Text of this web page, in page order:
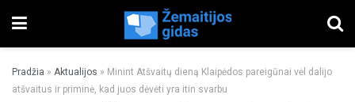
Pradžia » Aktualijos » Minint Atšvaitų dieną Klaipėdos pareigūnai vėl dalijo
atšvaitus ir priminė, kad juos dėvėti yra itin svarbu